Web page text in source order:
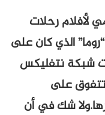
لأفلام رحلات
الذي كان على
شبكة نتفليكس
على
شك في أن